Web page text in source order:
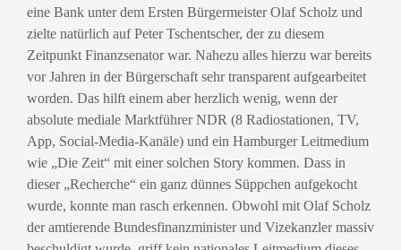
eine Bank unter dem Ersten Bürgermeister Olaf Scholz und
zielte natürlich auf Peter Tschentscher, der zu diesem
Zeitpunkt Finanzsenator war. Nahezu alles hierzu war bereits
vor Jahren in der Bürgerschaft sehr transparent aufgearbeitet
worden. Das hilft einem aber herzlich wenig, wenn der
absolute mediale Marktführer NDR (8 Radiostationen, TV,
App, Social-Media-Kanäle) und ein Hamburger Leitmedium
wie „Die Zeit“ mit einer solchen Story kommen. Dass in
dieser „Recherche“ ein ganz dünnes Süppchen aufgekocht
wurde, konnte man rasch erkennen. Obwohl mit Olaf Scholz
der amtierende Bundesfinanzminister und Vizekanzler massiv